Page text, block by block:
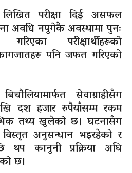
परीक्षा दिई असफल
अवधि नपुगेकै अवस्थामा पुनः
परीक्षार्थीहरूको
पनि जफत गरिएको
सेवाग्राहीसँग
दश हजार रुपैयाँसम्म रकम
तथ्य खुलेको छ। घटनासँग
अनुसन्धान भइरहेको र
थप कानुनी प्रक्रिया अघि
छ।